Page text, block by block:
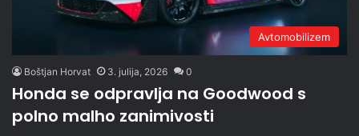
Avtomobilizem
Boštjan Horvat 3. julija, 2026 0
Honda se odpravlja na Goodwood s
polno malho zanimivosti